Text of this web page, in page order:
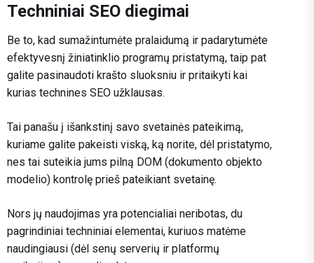
Techniniai SEO diegimai
Be to, kad sumažintumėte pralaidumą ir padarytumėte
efektyvesnį žiniatinklio programų pristatymą, taip pat
galite pasinaudoti krašto sluoksniu ir pritaikyti kai
kurias technines SEO užklausas.
Tai panašu į išankstinį savo svetainės pateikimą,
kuriame galite pakeisti viską, ką norite, dėl pristatymo,
nes tai suteikia jums pilną DOM (dokumento objekto
modelio) kontrolę prieš pateikiant svetainę.
Nors jų naudojimas yra potencialiai neribotas, du
pagrindiniai techniniai elementai, kuriuos matėme
naudingiausi (dėl senų serverių ir platformų